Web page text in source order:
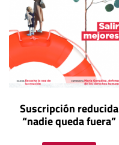
Suscripción reducida
“nadie queda fuera”